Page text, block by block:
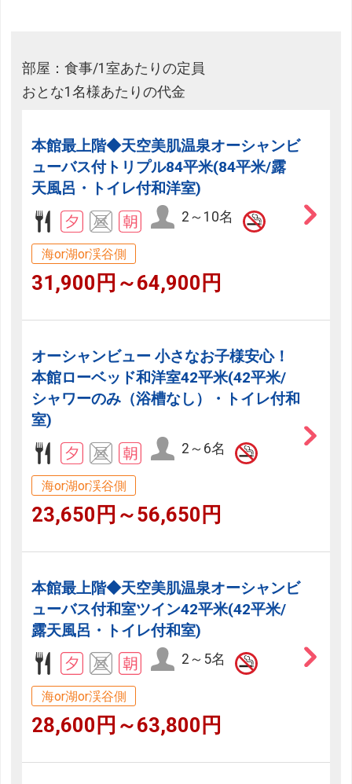
部屋：食事/1室あたりの定員
おとな1名様あたりの代金
本館最上階◆天空美肌温泉オーシャンビ
ューバス付トリプル84平米(84平米/露
天風呂・トイレ付和洋室)
2～10名
海or湖or渓谷側
31,900円～64,900円
オーシャンビュー 小さなお子様安心！
本館ローベッド和洋室42平米(42平米/
シャワーのみ（浴槽なし）・トイレ付和
室)
2～6名
海or湖or渓谷側
23,650円～56,650円
本館最上階◆天空美肌温泉オーシャンビ
ューバス付和室ツイン42平米(42平米/
露天風呂・トイレ付和室)
2～5名
海or湖or渓谷側
28,600円～63,800円